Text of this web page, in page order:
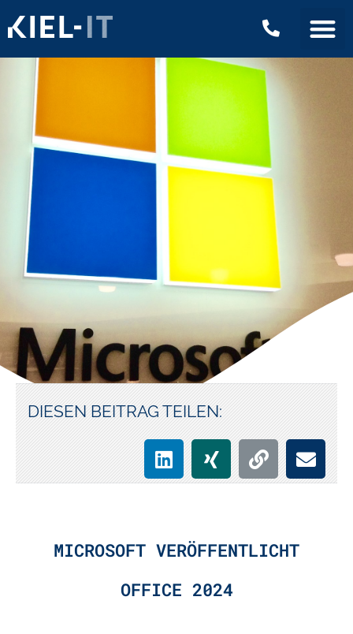
DIESEN BEITRAG TEILEN:
MICROSOFT VERÖFFENTLICHT
OFFICE 2024